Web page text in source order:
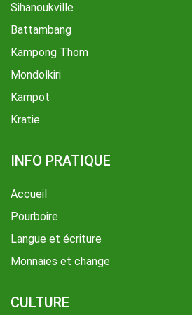
Sihanoukville
Battambang
Kampong Thom
Mondolkiri
Kampot
Kratie
INFO PRATIQUE
Accueil
Pourboire
Langue et écriture
Monnaies et change
CULTURE